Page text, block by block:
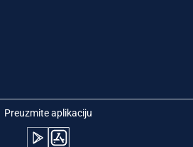
Preuzmite aplikaciju
Português